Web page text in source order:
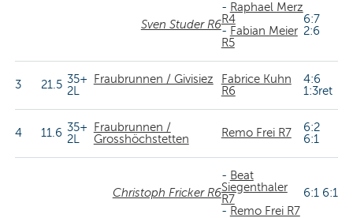
Sven Studer R6
- Raphael Merz
R4
- Fabian Meier
R5
6:7
2:6
3 21.5 35+
2L
Fraubrunnen / Givisiez
Fabrice Kuhn
R6
4:6
1:3ret
4 11.6 35+
2L
Fraubrunnen /
Grosshöchstetten
Remo Frei R7
6:2
6:1
Christoph Fricker R6
- Beat
Siegenthaler
R7
- Remo Frei R7
6:1 6:1